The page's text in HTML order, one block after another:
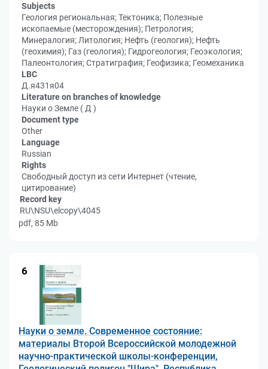
Subjects
Геология региональная; Тектоника; Полезные
ископаемые (месторождения); Петрология;
Минералогия; Литология; Нефть (геология); Нефть
(геохимия); Газ (геология); Гидрогеология; Геоэкология;
Палеонтология; Стратиграфия; Геофизика; Геомеханика
LBC
Д.я431я04
Literature on branches of knowledge
Науки о Земле ( Д )
Document type
Other
Language
Russian
Rights
Свободный доступ из сети Интернет (чтение,
цитирование)
Record key
RU\NSU\elcopy\4045
pdf, 85 Mb
6
Науки о земле. Современное состояние:
материалы Второй Всероссийской молодежной
научно-практической школы-конференции,